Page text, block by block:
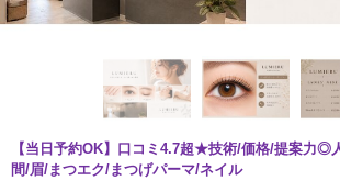
【当日予約OK】口コミ4.7超★技術/価格/提案力◎
間/眉/まつエク/まつげパーマ/ネイル